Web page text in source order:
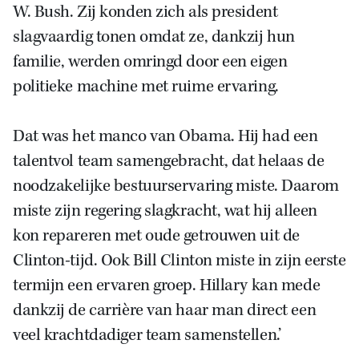
W. Bush. Zij konden zich als president
slagvaardig tonen omdat ze, dankzij hun
familie, werden omringd door een eigen
politieke machine met ruime ervaring.
Dat was het manco van Obama. Hij had een
talentvol team samengebracht, dat helaas de
noodzakelijke bestuurservaring miste. Daarom
miste zijn regering slagkracht, wat hij alleen
kon repareren met oude getrouwen uit de
Clinton-tijd. Ook Bill Clinton miste in zijn eerste
termijn een ervaren groep. Hillary kan mede
dankzij de carrière van haar man direct een
veel krachtdadiger team samenstellen.’